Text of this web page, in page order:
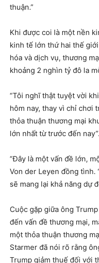
thuận.”
Khi được coi là một nền
kinh tế lớn thứ hai thế
hóa và dịch vụ, thương
khoảng 2 nghìn tỷ đô la
“Tôi nghĩ thật tuyệt vời
hôm nay, thay vì chỉ chơi
thỏa thuận thương mại
lớn nhất từ trước đến nay”.
“Đây là một vấn đề lớn,
Von der Leyen đồng tình.
sẽ mang lại khả năng dự
Cuộc gặp giữa ông
đến vấn đề thương mại,
một thỏa thuận thương
Starmer đã nói rõ rằng
Trump giảm thuế đối với